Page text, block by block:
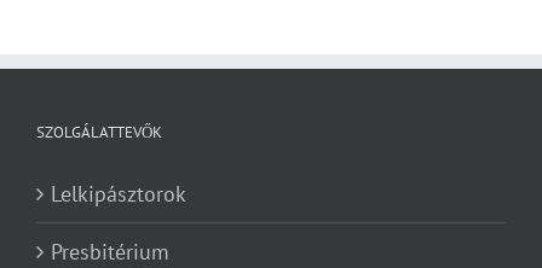
SZOLGÁLATTEVŐK
Lelkipásztorok
Presbitérium